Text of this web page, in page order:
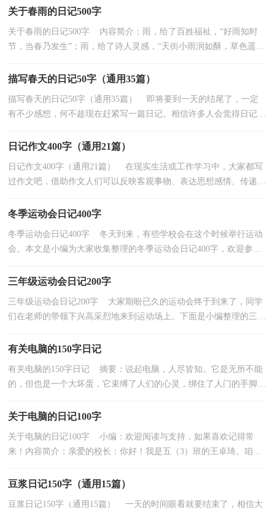
关于春雨的日记500字
关于春雨的日记500字 内容简介：雨，给了百姓福祉，“好雨知时
节，当春乃发生”；雨，给了诗人灵感，“天街小雨润如酥，草色遥看
描写春天的日记50字（通用35篇）
描写春天的日记50字（通用35篇） 即将要到一天的结尾了，一定
有不少感想，何不趁现在赶紧写一篇日记。相信许多人会觉得日记很
日记作文400字（通用21篇）
日记作文400字（通用21篇） 在现实生活或工作学习中，大家都写
过作文吧，借助作文人们可以反映客观事物、表达思想感情、传递知
冬季运动会日记400字
冬季运动会日记400字 冬天到来，有些学校会在这个时候举行运动
会。本文是小编为大家收集整理的冬季运动会日记400字，欢迎参考
三年级运动会日记200字
三年级运动会日记200字 大家期盼已久的运动会终于到来了，同学
们在老师的带领下兴高采烈地来到运动场上。下面是小编整理的三年
有关电脑的150字日记
有关电脑的150字日记 摘要：说起电脑，人尽皆知。它是无所不能
的，但也是一个大坏蛋，它束缚了人们的心灵，绑住了人门的手脚，
关于电脑的日记100字
关于电脑的日记100字 小编：欢迎阅读与支持，如果喜欢记得常
来！内容简介：亲爱的校长：你好！我是五（3）班的王卓琦。咱们
得...
豆浆日记150字（通用15篇）
豆浆日记150字（通用15篇） 一天的时间眼看就要结束了，相信大